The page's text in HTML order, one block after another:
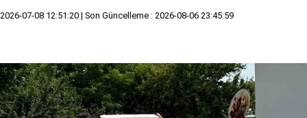
2026-07-08 12:51:20 | Son Güncelleme : 2026-08-06 23:45:59